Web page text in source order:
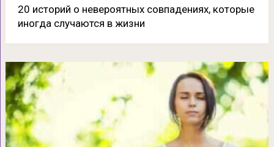
20 историй о невероятных совпадениях, которые
иногда случаются в жизни